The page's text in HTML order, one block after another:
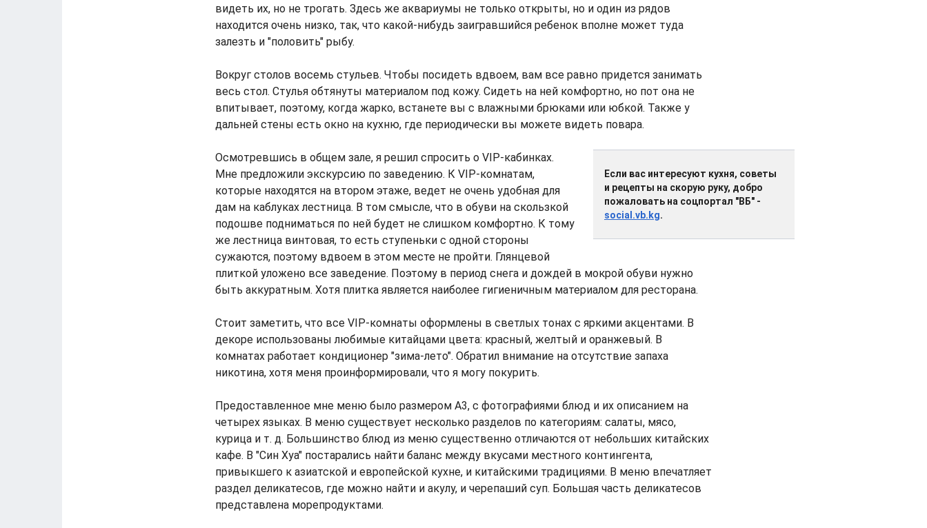
видеть их, но не трогать. Здесь же аквариумы не только открыты, но и один из рядов
находится очень низко, так, что какой-нибудь заигравшийся ребенок вполне может туда
залезть и "половить" рыбу.
Вокруг столов восемь стульев. Чтобы посидеть вдвоем, вам все равно придется занимать
весь стол. Стулья обтянуты материалом под кожу. Сидеть на ней комфортно, но пот она не
впитывает, поэтому, когда жарко, встанете вы с влажными брюками или юбкой. Также у
дальней стены есть окно на кухню, где периодически вы можете видеть повара.
Если вас интересуют кухня, советы
и рецепты на скорую руку, добро
пожаловать на соцпортал "ВБ" -
social.vb.kg.
Осмотревшись в общем зале, я решил спросить о VIP-кабинках.
Мне предложили экскурсию по заведению. К VIP-комнатам,
которые находятся на втором этаже, ведет не очень удобная для
дам на каблуках лестница. В том смысле, что в обуви на скользкой
подошве подниматься по ней будет не слишком комфортно. К тому
же лестница винтовая, то есть ступеньки с одной стороны
сужаются, поэтому вдвоем в этом месте не пройти. Глянцевой
плиткой уложено все заведение. Поэтому в период снега и дождей в мокрой обуви нужно
быть аккуратным. Хотя плитка является наиболее гигиеничным материалом для ресторана.
Стоит заметить, что все VIP-комнаты оформлены в светлых тонах с яркими акцентами. В
декоре использованы любимые китайцами цвета: красный, желтый и оранжевый. В
комнатах работает кондиционер "зима-лето". Обратил внимание на отсутствие запаха
никотина, хотя меня проинформировали, что я могу покурить.
Предоставленное мне меню было размером А3, с фотографиями блюд и их описанием на
четырех языках. В меню существует несколько разделов по категориям: салаты, мясо,
курица и т. д. Большинство блюд из меню существенно отличаются от небольших китайских
кафе. В "Син Хуа" постарались найти баланс между вкусами местного контингента,
привыкшего к азиатской и европейской кухне, и китайскими традициями. В меню впечатляет
раздел деликатесов, где можно найти и акулу, и черепаший суп. Большая часть деликатесов
представлена морепродуктами.